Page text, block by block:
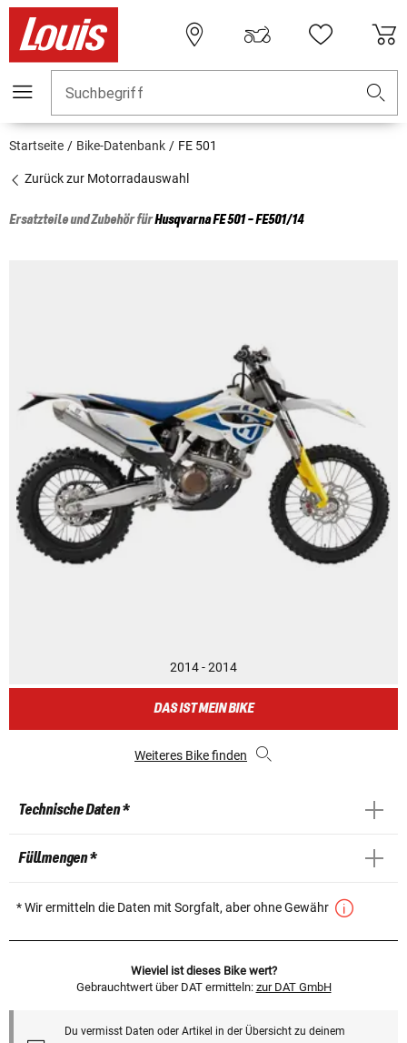
Suchbegriff
Startseite Bike-Datenbank FE 501
Zurück zur Motorradauswahl
Ersatzteile und Zubehör fürHusqvarnaFE 501 - FE501/14
2014 - 2014
DAS IST MEIN BIKE
Weiteres Bike finden
Technische Daten *
Füllmengen *
* Wir ermitteln die Daten mit Sorgfalt, aber ohne Gewähr
Wieviel ist dieses Bike wert?
Gebrauchtwert über DAT ermitteln: zur DAT GmbH
Du vermisst Daten oder Artikel in der Übersicht zu deinem